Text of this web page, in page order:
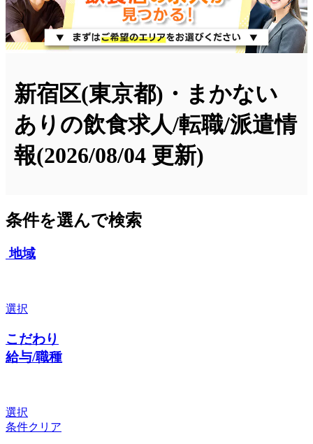
新宿区(東京都)・まかない
ありの飲食求人/転職/派遣情
報(2026/08/04 更新)
条件を選んで検索
地域
選択
こだわり
給与/職種
選択
条件クリア